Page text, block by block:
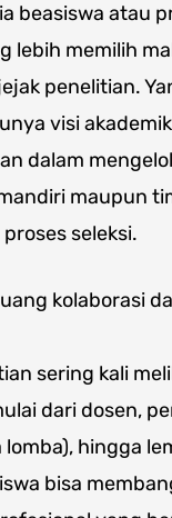
beasiswa atau
lebih memilih
penelitian.
visi
dalam
maupun
seleksi.
kolaborasi
sering kali
dari dosen,
lomba), hingga
bisa